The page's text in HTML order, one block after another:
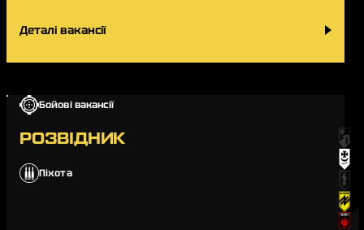
Деталі вакансії
Бойові вакансії
РОЗВІДНИК
Піхота